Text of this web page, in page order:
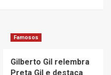
Famosos
Gilberto Gil relembra
Preta Gil e destaca